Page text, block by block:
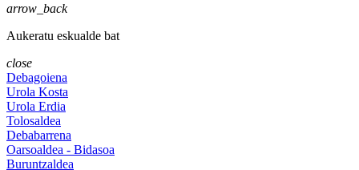
arrow_back
Aukeratu eskualde bat
close
Debagoiena
Urola Kosta
Urola Erdia
Tolosaldea
Debabarrena
Oarsoaldea - Bidasoa
Buruntzaldea